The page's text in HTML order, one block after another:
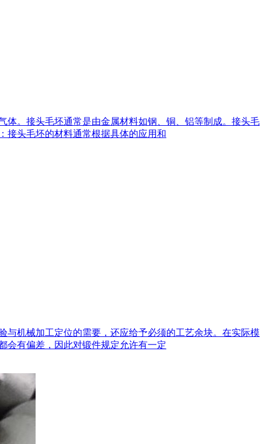
。接头毛坯通常是由金属材料如钢、铜、铝等制成。接头毛
接头毛坯的材料通常根据具体的应用和
机械加工定位的需要，还应给予必须的工艺余块。在实际模
会有偏差，因此对锻件规定允许有一定